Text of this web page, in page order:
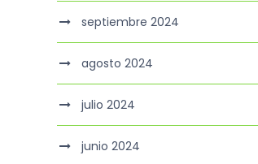
septiembre 2024
agosto 2024
julio 2024
junio 2024